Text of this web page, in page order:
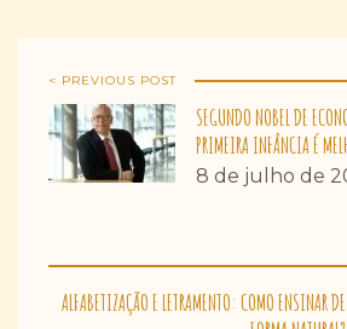
< PREVIOUS POST
SEGUNDO NOBEL DE
PRIMEIRA INFÂNCIA É
8 de julho de
ALFABETIZAÇÃO E LETRAMENTO: COMO ENSINAR DE